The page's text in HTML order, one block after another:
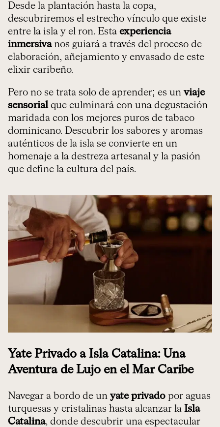
Desde la plantación hasta la copa,
descubriremos el estrecho vínculo que existe
entre la isla y el ron. Esta experiencia
inmersivanos guiará a través del proceso de
elaboración, añejamiento y envasado de este
elixir caribeño.
Pero no se trata solo de aprender; es un viaje
sensorialque culminará con una degustación
maridada con los mejores puros de tabaco
dominicano. Descubrir los sabores y aromas
auténticos de la isla se convierte en un
homenaje a la destreza artesanal y la pasión
que define la cultura del país.
Yate Privado a Isla Catalina: Una
Aventura de Lujo en el Mar Caribe
Navegar a bordo de un yate privado por aguas
turquesas y cristalinas hasta alcanzar la Isla
Catalina, donde descubrir una espectacular